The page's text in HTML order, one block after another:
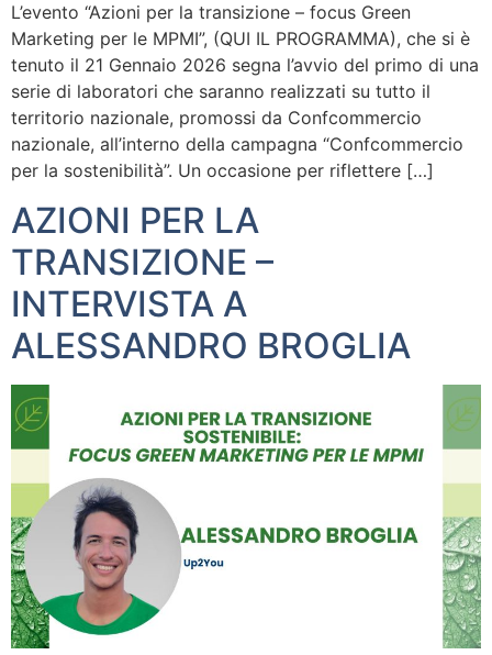
L’evento “Azioni per la transizione – focus Green
Marketing per le MPMI”, (QUI IL PROGRAMMA), che si è
tenuto il 21 Gennaio 2026 segna l’avvio del primo di una
serie di laboratori che saranno realizzati su tutto il
territorio nazionale, promossi da Confcommercio
nazionale, all’interno della campagna “Confcommercio
per la sostenibilità”. Un occasione per riflettere […]
AZIONI PER LA
TRANSIZIONE –
INTERVISTA A
ALESSANDRO BROGLIA